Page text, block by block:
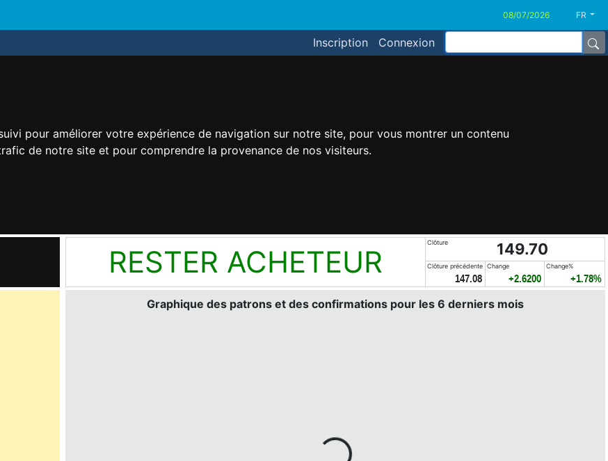
pour améliorer votre expérience de navigation sur notre site, pour vous montrer un contenu
de notre site et pour comprendre la provenance de nos visiteurs.
FR
Inscription Connexion
RESTER ACHETEUR
Clôture 149.70
Clôture précédente
147.08
Change
+2.6200
Change%
+1.78%
Graphique des patrons et des confirmations pour les 6 derniers mois